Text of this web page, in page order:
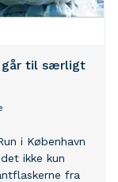
går til særligt
i København
ikke kun
fra